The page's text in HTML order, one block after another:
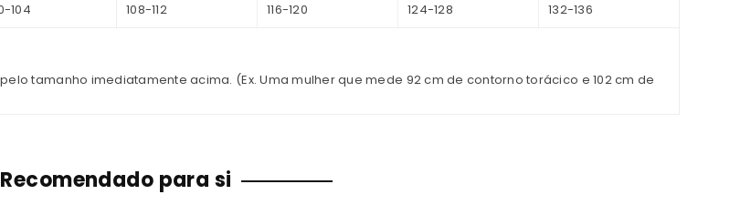
104 108-112 116-120 124-128 132-136
tamanho imediatamente acima. (Ex. Uma mulher que mede 92 cm de contorno torácico e 102 cm de
Recomendado para si